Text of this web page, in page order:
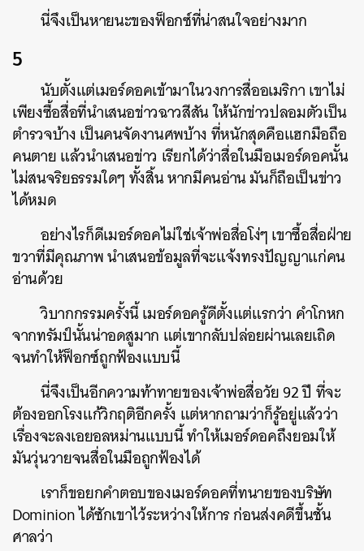
นี่จึงเป็นหายนะของฟ็อกซ์ที่น่าสนใจอย่างมาก
5
นับตั้งแต่เมอร์ดอคเข้ามาในวงการสื่ออเมริกา เขาไม่
เพียงซื้อสื่อที่นำเสนอข่าวฉาวสีสัน ให้นักข่าวปลอมตัวเป็น
ตำรวจบ้าง เป็นคนจัดงานศพบ้าง ที่หนักสุดคือแฮกมือถือ
คนตาย แล้วนำเสนอข่าว เรียกได้ว่าสื่อในมือเมอร์ดอคนั้น
ไม่สนจริยธรรมใดๆ ทั้งสิ้น หากมีคนอ่าน มันก็ถือเป็นข่าว
ได้หมด
อย่างไรก็ดีเมอร์ดอคไม่ใช่เจ้าพ่อสื่อโง่ๆ เขาซื้อสื่อฝ่าย
ขวาที่มีคุณภาพ นำเสนอข้อมูลที่จะแจ้งทรงปัญญาแก่คน
อ่านด้วย
วิบากกรรมครั้งนี้ เมอร์ดอครู้ดีตั้งแต่แรกว่า คำโกหก
จากทรัมป์นั้นน่าอดสูมาก แต่เขากลับปล่อยผ่านเลยเถิด
จนทำให้ฟ็อกซ์ถูกฟ้องแบบนี้
นี่จึงเป็นอีกความท้าทายของเจ้าพ่อสื่อวัย 92 ปี ที่จะ
ต้องออกโรงแก้วิกฤติอีกครั้ง แต่หากถามว่าก็รู้อยู่แล้วว่า
เรื่องจะลงเอยอลหม่านแบบนี้ ทำให้เมอร์ดอคถึงยอมให้
มันวุ่นวายจนสื่อในมือถูกฟ้องได้
เราก็ขอยกคำตอบของเมอร์ดอคที่ทนายของบริษัท
Dominion ได้ซักเขาไว้ระหว่างให้การ ก่อนส่งคดีขึ้นชั้น
ศาลว่า